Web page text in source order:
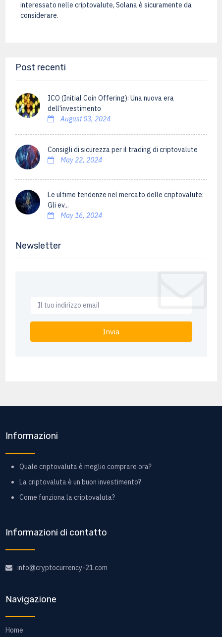
interessato nelle criptovalute, Solana è sicuramente da
considerare.
Post recenti
ICO (Initial Coin Offering): Una nuova era
dell'investimento
August 03, 2024
Consigli di sicurezza per il trading di criptovalute
May 22, 2024
Le ultime tendenze nel mercato delle criptovalute:
Gli ev...
May 16, 2024
Newsletter
Invia
Informazioni
Quale criptovaluta è meglio comprare ora?
La criptovaluta è un buon investimento?
Come funziona la criptovaluta?
Informazioni di contatto
info@cryptocurrency-21.com
Navigazione
Home